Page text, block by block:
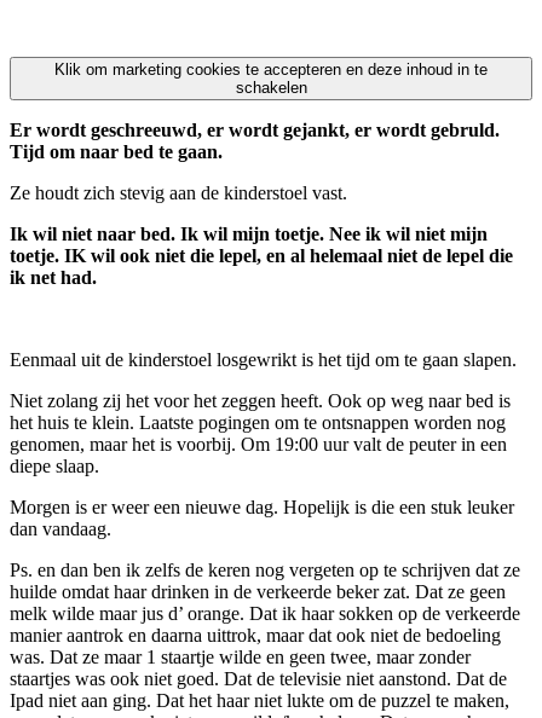
Klik om marketing cookies te accepteren en deze inhoud in te
schakelen
Er wordt geschreeuwd, er wordt gejankt, er wordt gebruld.
Tijd om naar bed te gaan.
Ze houdt zich stevig aan de kinderstoel vast.
Ik wil niet naar bed. Ik wil mijn toetje. Nee ik wil niet mijn
toetje. IK wil ook niet die lepel, en al helemaal niet de lepel die
ik net had.
Eenmaal uit de kinderstoel losgewrikt is het tijd om te gaan slapen.
Niet zolang zij het voor het zeggen heeft. Ook op weg naar bed is
het huis te klein. Laatste pogingen om te ontsnappen worden nog
genomen, maar het is voorbij. Om 19:00 uur valt de peuter in een
diepe slaap.
Morgen is er weer een nieuwe dag. Hopelijk is die een stuk leuker
dan vandaag.
Ps. en dan ben ik zelfs de keren nog vergeten op te schrijven dat ze
huilde omdat haar drinken in de verkeerde beker zat. Dat ze geen
melk wilde maar jus d’ orange. Dat ik haar sokken op de verkeerde
manier aantrok en daarna uittrok, maar dat ook niet de bedoeling
was. Dat ze maar 1 staartje wilde en geen twee, maar zonder
staartjes was ook niet goed. Dat de televisie niet aanstond. Dat de
Ipad niet aan ging. Dat het haar niet lukte om de puzzel te maken,